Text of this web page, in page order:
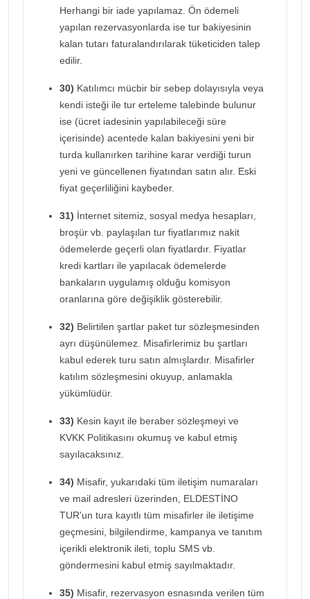
Herhangi bir iade yapılamaz. Ön ödemeli
yapılan rezervasyonlarda ise tur bakiyesinin
kalan tutarı faturalandırılarak tüketiciden talep
edilir.
30) Katılımcı mücbir bir sebep dolayısıyla veya
kendi isteği ile tur erteleme talebinde bulunur
ise (ücret iadesinin yapılabileceği süre
içerisinde) acentede kalan bakiyesini yeni bir
turda kullanırken tarihine karar verdiği turun
yeni ve güncellenen fiyatından satın alır. Eski
fiyat geçerliliğini kaybeder.
31) İnternet sitemiz, sosyal medya hesapları,
broşür vb. paylaşılan tur fiyatlarımız nakit
ödemelerde geçerli olan fiyatlardır. Fiyatlar
kredi kartları ile yapılacak ödemelerde
bankaların uygulamış olduğu komisyon
oranlarına göre değişiklik gösterebilir.
32) Belirtilen şartlar paket tur sözleşmesinden
ayrı düşünülemez. Misafirlerimiz bu şartları
kabul ederek turu satın almışlardır. Misafirler
katılım sözleşmesini okuyup, anlamakla
yükümlüdür.
33) Kesin kayıt ile beraber sözleşmeyi ve
KVKK Politikasını okumuş ve kabul etmiş
sayılacaksınız.
34) Misafir, yukarıdaki tüm iletişim numaraları
ve mail adresleri üzerinden, ELDESTİNO
TUR'un tura kayıtlı tüm misafirler ile iletişime
geçmesini, bilgilendirme, kampanya ve tanıtım
içerikli elektronik ileti, toplu SMS vb.
göndermesini kabul etmiş sayılmaktadır.
35) Misafir, rezervasyon esnasında verilen tüm